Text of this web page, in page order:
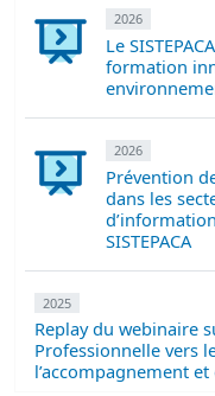
2026
Le
formation
2026
Prévention
dans les
SISTEPACA
2025
Replay du webinaire
Professionnelle vers
l’accompagnement